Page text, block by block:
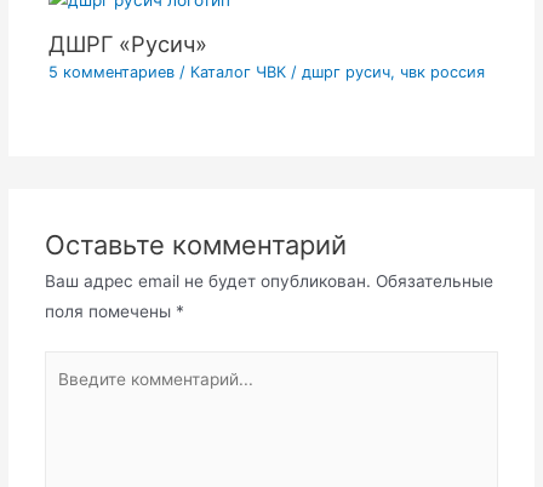
ДШРГ «Русич»
5 комментариев / Каталог ЧВК /дшрг русич, чвк россия
Оставьте комментарий
Ваш адрес email не будет опубликован. Обязательные
поля помечены *